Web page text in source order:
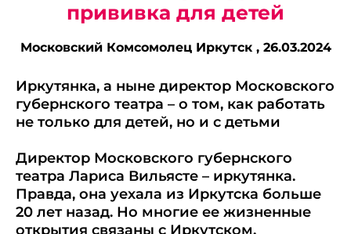
прививка для детей
Московский Комсомолец Иркутск , 26.03.2024
Иркутянка, а ныне директор Московского
губернского театра – о том, как работать
не только для детей, но и с детьми
Директор Московского губернского
театра Лариса Вильясте – иркутянка.
Правда, она уехала из Иркутска больше
20 лет назад. Но многие ее жизненные
открытия связаны с Иркутском.